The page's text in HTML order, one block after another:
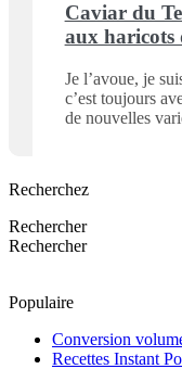
Caviar du
aux haricots
Je l’avoue, je
c’est toujours
de nouvelles
Recherchez
Rechercher
Rechercher
Populaire
Conversion
Recettes Instant